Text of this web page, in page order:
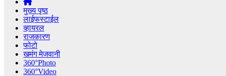
मुख्य पृष्ठ
लाईफस्टाईल
व्हायरल
राजकारण
फोटो
खमंग मेजवानी
360°Photo
360°Video